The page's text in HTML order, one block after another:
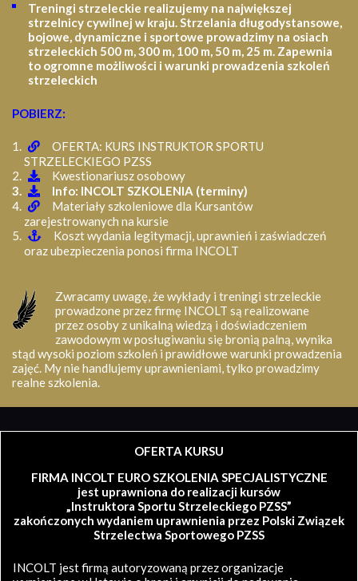
Treningi strzeleckie realizujemy na największej
strzelnicy cywilnej w kraju. Strzelania długodystansowe,
bojowe, dynamiczne i sportowe prowadzimy na osiach
strzeleckich 500 m, 300 m, 100 m, 50 m, 25 m. Zapewnia
to ogromne możliwości i warunki prowadzenia szkoleń
strzeleckich
POBIERZ:
OFERTA: KURS INSTRUKTOR SPORTU
STRZELECKIEGO PZSS
Kwestionariusz osobowy
Info: INCOLT SZKOLENIA (terminy)
Materiały szkoleniowe dla Kursantów
zarejestrowanych na kursie
Koszt wydania legitymacji, uprawnień i zaświadczeń
oraz ubezpieczenia ponosi firma INCOLT
Zwracamy uwagę, że wykłady i treningi strzeleckie
prowadzone przez firmę INCOLT są realizowane
przez osoby z unikalną wiedzą i doświadczeniem
zawodowym w posługiwaniu się bronią palną, wynika
stąd wysoki poziom szkoleń i prawidłowe warunki prowadzenia
zajęć. My nie handlujemy uprawnieniami, tylko prowadzimy
realne szkolenia.
OFERTA KURSU
FIRMA INCOLT EURO SZKOLENIA SPECJALISTYCZNE
jest uprawniona do realizacji kursów
„Instruktora Sportu Strzeleckiego PZSS”
zakończonych wydaniem uprawnienia przez Polski Związek
Strzelectwa Sportowego PZSS
INCOLT jest firmą autoryzowaną przez organizacje